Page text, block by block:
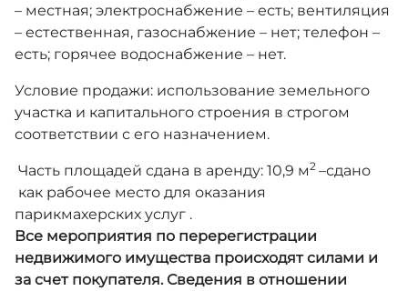
– местная; электроснабжение – есть; вентиляция
– естественная, газоснабжение – нет; телефон –
есть; горячее водоснабжение – нет.
Условие продажи: использование земельного
участка и капитального строения в строгом
соответствии с его назначением.
Часть площадей сдана в аренду: 10,9 м2 –сдано
как рабочее место для оказания
парикмахерских услуг .
Все мероприятия по перерегистрации
недвижимого имущества происходят силами и
за счет покупателя. Сведения в отношении